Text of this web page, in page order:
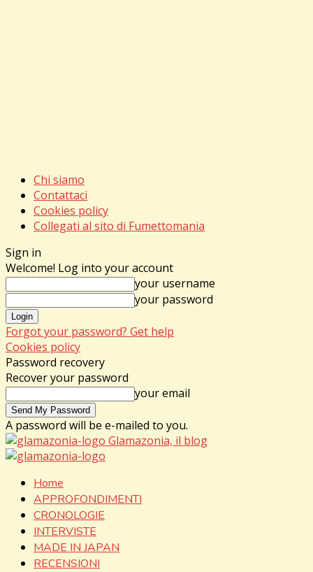
Chi siamo
Contattaci
Cookies policy
Collegati al sito di Fumettomania
Sign in
Welcome! Log into your account
your username
your password
Forgot your password? Get help
Cookies policy
Password recovery
Recover your password
your email
A password will be e-mailed to you.
Glamazonia, il blog
Home
APPROFONDIMENTI
CRONOLOGIE
INTERVISTE
MADE IN JAPAN
RECENSIONI